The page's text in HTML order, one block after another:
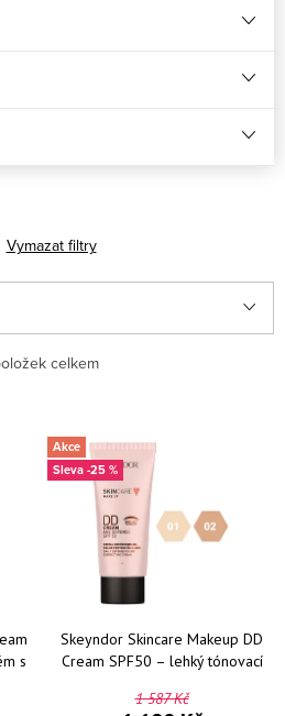
Vymazat filtry
celkem
s
Akce
-25 %
Skeyndor Skincare Makeup DD
Cream SPF50 – lehký tónovací
1 587 Kč